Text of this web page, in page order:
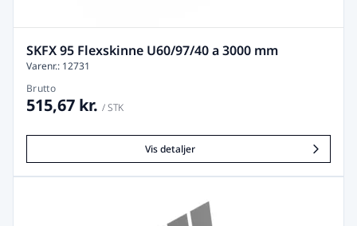
SKFX 95 Flexskinne U60/97/40 a 3000 mm
Varenr.: 12731
Brutto
515,67 kr. / STK
Vis detaljer